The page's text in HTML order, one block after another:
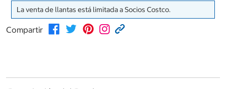
La venta de llantas está limitada a Socios Costco.
Compartir